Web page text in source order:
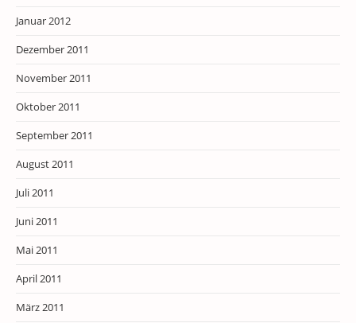
Januar 2012
Dezember 2011
November 2011
Oktober 2011
September 2011
August 2011
Juli 2011
Juni 2011
Mai 2011
April 2011
März 2011